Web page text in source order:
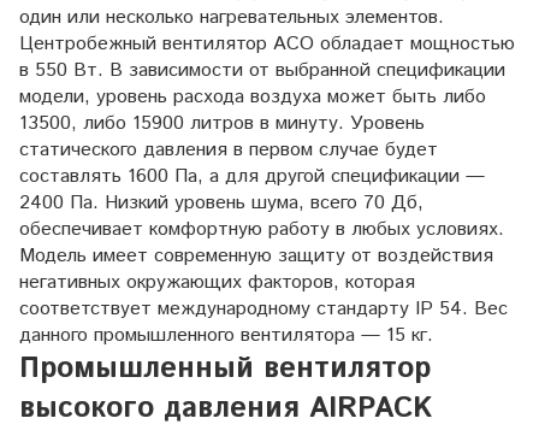
один или несколько нагревательных элементов.
Центробежный вентилятор ACO обладает мощностью
в 550 Вт. В зависимости от выбранной спецификации
модели, уровень расхода воздуха может быть либо
13500, либо 15900 литров в минуту. Уровень
статического давления в первом случае будет
составлять 1600 Па, а для другой спецификации —
2400 Па. Низкий уровень шума, всего 70 Дб,
обеспечивает комфортную работу в любых условиях.
Модель имеет современную защиту от воздействия
негативных окружающих факторов, которая
соответствует международному стандарту IP 54. Вес
данного промышленного вентилятора — 15 кг.
Промышленный вентилятор
высокого давления AIRPACK